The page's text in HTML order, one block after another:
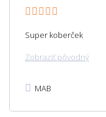
Super koberček
Zobraziť pôvodný
MAB